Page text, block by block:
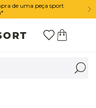
de uma peça sport